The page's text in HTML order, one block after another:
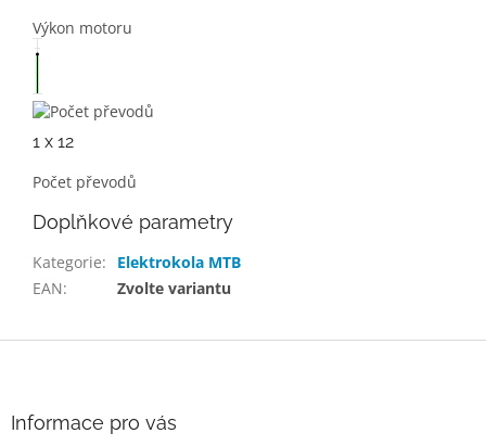
Výkon motoru
1 x 12
Počet převodů
Doplňkové parametry
Kategorie:
Elektrokola MTB
EAN: Zvolte variantu
Informace pro vás